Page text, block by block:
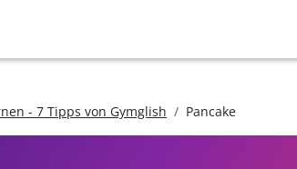
- 7 Tipps von Gymglish Pancake